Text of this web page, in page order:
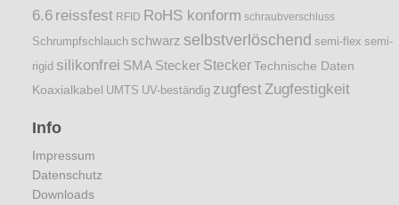
6.6 reissfest RFID RoHS konform schraubverschluss
Schrumpfschlauch schwarz selbstverlöschend semi-flex semi-
rigid silikonfrei SMA Stecker Stecker Technische Daten
Koaxialkabel UMTS UV-beständig zugfest Zugfestigkeit
Info
Impressum
Datenschutz
Downloads